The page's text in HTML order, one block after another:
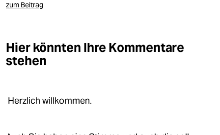
zum Beitrag
Hier könnten Ihre Kommentare
stehen
Herzlich willkommen.